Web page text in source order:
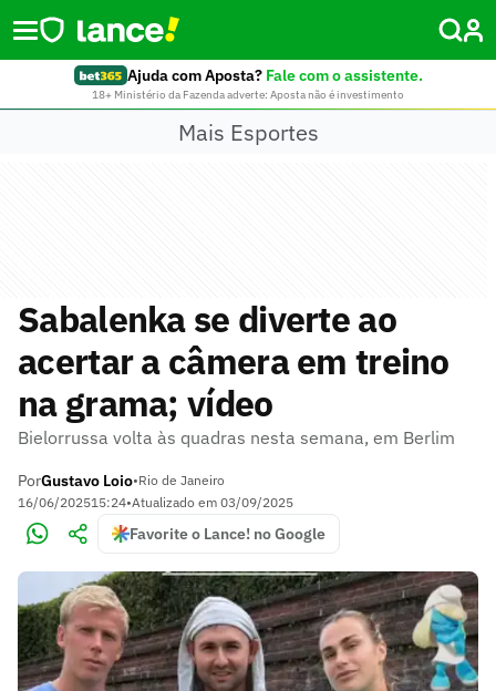
Ajuda com Aposta? Fale com o assistente.
18+ Ministério da Fazenda adverte: Aposta não é investimento
Mais Esportes
Sabalenka se diverte ao
acertar a câmera em treino
na grama; vídeo
Bielorrussa volta às quadras nesta semana, em Berlim
PorGustavo Loio•Rio de Janeiro
16/06/202515:24•Atualizado em 03/09/2025
Favorite o Lance! no Google